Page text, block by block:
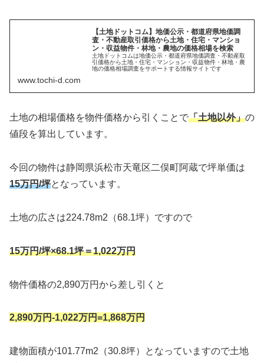
【土地ドットコム】地価公示・都道府県地価調
査・不動産取引価格から土地・住宅・マンショ
ン・収益物件・林地・農地の価格相場を検索
土地ドットコムは地価公示・都道府県地価調査・不動産取
引価格から土地・住宅・マンション・収益物件・林地・農
地の価格相場調査をサポートする情報サイトです
www.tochi-d.com
土地の相場価格を物件価格から引くことで「土地以外」の
値段を算出しています。
今回の物件は静岡県浜松市天竜区二俣町阿蔵で坪単価は
15万円/坪となっています。
土地の広さは224.78m2（68.1坪）ですので
15万円/坪×68.1坪＝1,022万円
物件価格の2,890万円から差し引くと
2,890万円-1,022万円=1,868万円
建物面積が101.77m2（30.8坪）となっていますので土地